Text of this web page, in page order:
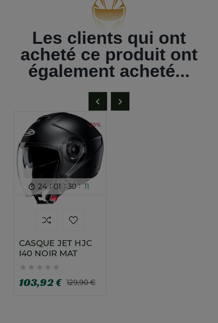
Les clients qui ont
acheté ce produit ont
également acheté...
 
-20%
 24 : 01 : 30 : 10
CASQUE JET HJC
I40 NOIR MAT
    
103,92 € 129,90 €